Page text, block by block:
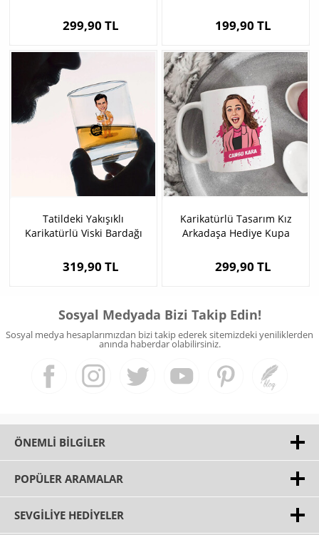
299,90 TL 199,90 TL
Tatildeki Yakışıklı
Karikatürlü Viski Bardağı
319,90 TL
Karikatürlü Tasarım Kız
Arkadaşa Hediye Kupa
299,90 TL
Sosyal Medyada Bizi Takip Edin!
Sosyal medya hesaplarımızdan bizi takip ederek sitemizdeki yeniliklerden
anında haberdar olabilirsiniz.
ÖNEMLI BILGILER
POPÜLER ARAMALAR
SEVGILIYE HEDIYELER